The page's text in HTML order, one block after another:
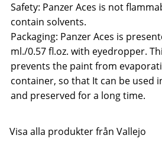
Safety: Panzer Aces is not
contain solvents.
Packaging: Panzer Aces is
ml./0.57 fl.oz. with eyedropper.
prevents the paint from
container, so that It can be used
and preserved for a long time.
Visa alla produkter från Vallejo